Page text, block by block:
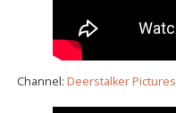
Channel: Deerstalker Pictures